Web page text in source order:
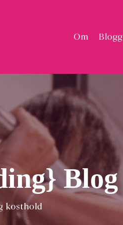
Om Blogg
Blog
kosthold